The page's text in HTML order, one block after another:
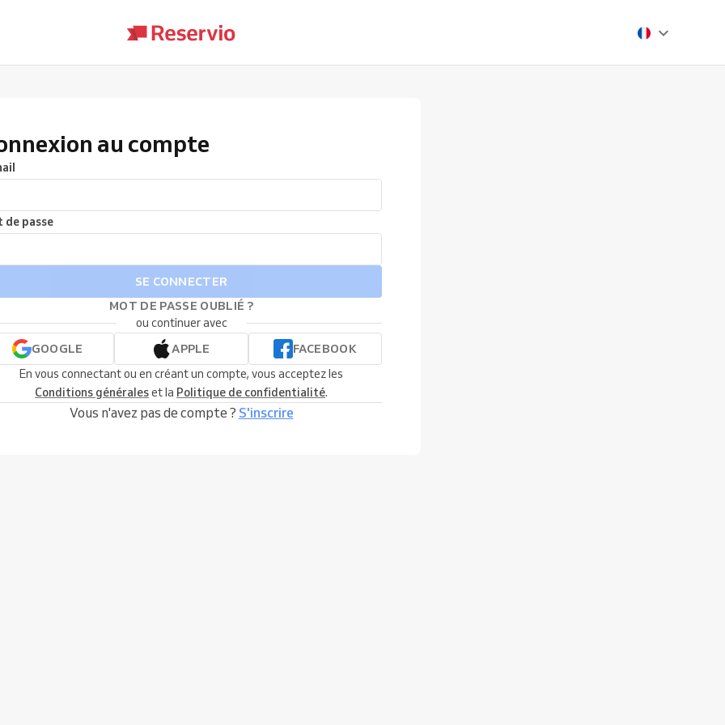
au compte
de passe
SE CONNECTER
MOT DE PASSE OUBLIÉ ?
ou continuer avec
GOOGLE
APPLE
FACEBOOK
En vous connectant ou en créant un compte, vous acceptez les
Conditions généraleset la Politique de confidentialité.
Vous n'avez pas de compte ? S'inscrire